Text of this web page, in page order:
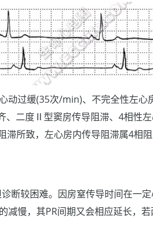
动过缓(35次/min)、不完全性左心
二度Ⅱ型窦房传导阻滞、4相性左
所致，左心房内传导阻滞属4相阻
断较困难。因房窒传导时间在一
减慢，其PR间期又会相应延长，